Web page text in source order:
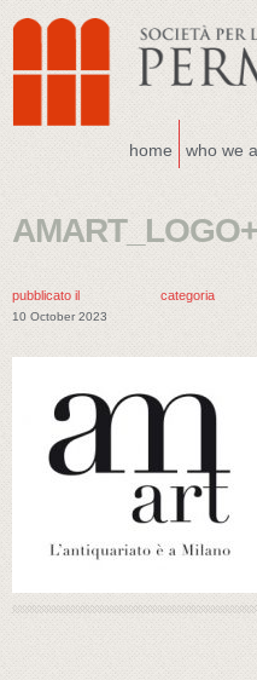
home who we
pubblicato il
10 October 2023
categoria